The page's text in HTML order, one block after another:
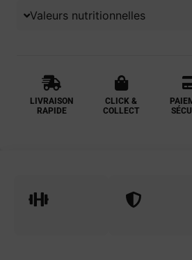
Valeurs nutritionnelles
LIVRAISON
RAPIDE
CLICK &
COLLECT